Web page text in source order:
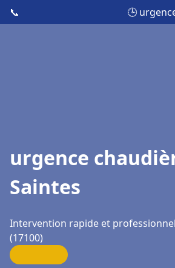
📞 🕒
urgence
Saintes
Intervention rapide et
(17100)